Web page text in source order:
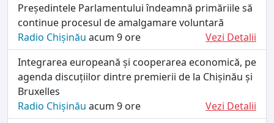
Președintele Parlamentului îndeamnă primăriile să
continue procesul de amalgamare voluntară
Radio Chișinău acum 9 ore
Vezi Detalii
Integrarea europeană și cooperarea economică, pe
agenda discuțiilor dintre premierii de la Chișinău și
Bruxelles
Radio Chișinău acum 9 ore
Vezi Detalii